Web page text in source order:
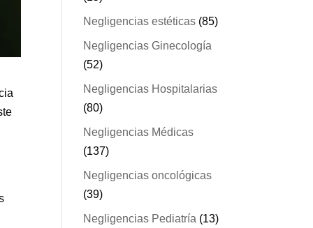
Negligencias estéticas (85)
Negligencias Ginecología
(52)
Negligencias Hospitalarias
(80)
Negligencias Médicas
(137)
Negligencias oncológicas
(39)
Negligencias Pediatría (13)